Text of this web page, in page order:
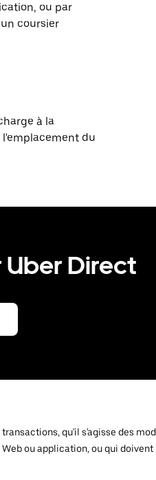
ou par
coursier
à la
l'emplacement du
Uber Direct
qu'il s'agisse des
ou application, ou qui